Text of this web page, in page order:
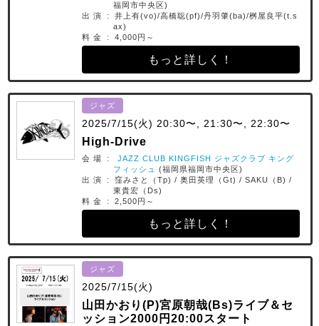
福岡市中央区)
出 演 : 井上有(vo)/高橋聡(pf)/丹羽肇(ba)/桝屋良平(t.s
ax)
料 金 : 4,000円～
もっと詳しく！
ジャズ
2025/7/15(火) 20:30〜, 21:30〜, 22:30〜
High-Drive
会 場 : JAZZ CLUB KINGFISH ジャズクラブ キング
フィッシュ
(福岡県福岡市中央区)
出 演 : 窪みさと（Tp) / 奥田英理（Gt) / SAKU（B) /
東貴宏（Ds)
料 金 : 2,500円～
もっと詳しく！
ジャズ
2025/7/15(火)
山田かおり(P)宮原朝哉(Bs)ライブ＆セ
ッション2000円20:00スタート